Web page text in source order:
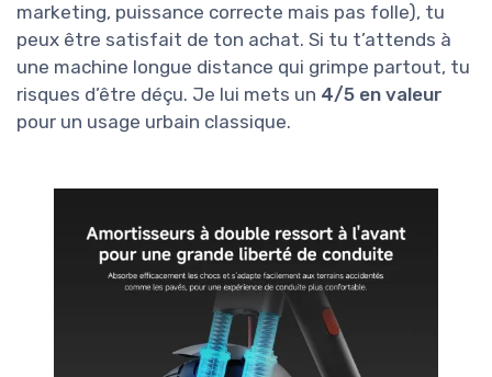
marketing, puissance correcte mais pas folle), tu
peux être satisfait de ton achat. Si tu t’attends à
une machine longue distance qui grimpe partout, tu
risques d’être déçu. Je lui mets un 4/5 en valeur
pour un usage urbain classique.